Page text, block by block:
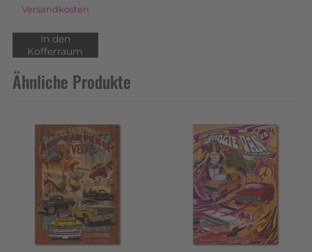
Versandkosten
In den
Kofferraum
Ähnliche Produkte